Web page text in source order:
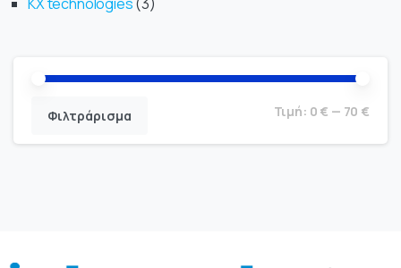
KX technologies 3
Φιλτράρισμα Τιμή: 0 € — 70 €